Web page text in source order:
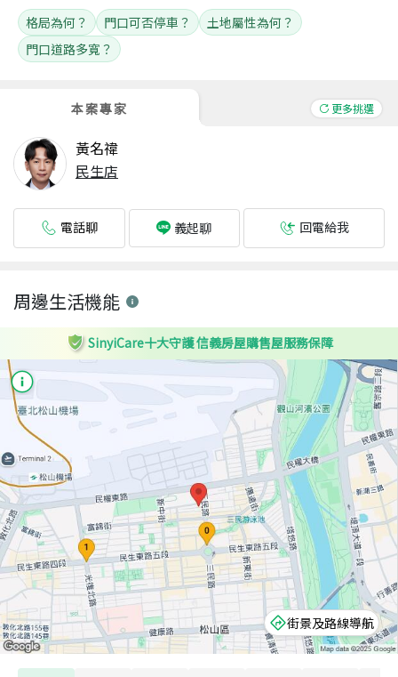
本案專家 更多挑選
黃名禕
民生店
電話聊 義起聊 回電給我
格局為何？ 門口可否停車？
土地屬性為何？
門口道路多寬？
周邊生活機能
SinyiCare十大守護 信義房屋購售屋服務保障
街景及路線導航